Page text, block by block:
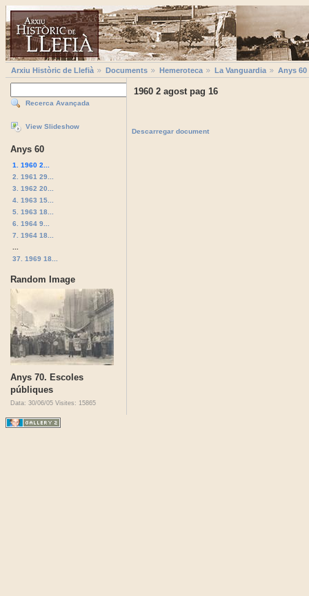
Arxiu Històric de Llefià Documents Hemeroteca La Vanguardia Anys 60
Recerca Avançada
View Slideshow
Anys 60
1. 1960 2...
2. 1961 29...
3. 1962 20...
4. 1963 15...
5. 1963 18...
6. 1964 9...
7. 1964 18...
37. 1969 18...
Random Image
Anys 70. Escoles
públiques
Data: 30/06/05 Visites: 15865
1960 2 agost pag 16
Descarregar document